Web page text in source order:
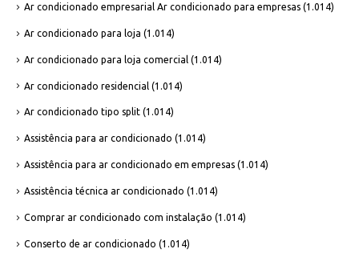
Ar condicionado empresarial Ar condicionado para empresas (1.014)
Ar condicionado para loja (1.014)
Ar condicionado para loja comercial (1.014)
Ar condicionado residencial (1.014)
Ar condicionado tipo split (1.014)
Assistência para ar condicionado (1.014)
Assistência para ar condicionado em empresas (1.014)
Assistência técnica ar condicionado (1.014)
Comprar ar condicionado com instalação (1.014)
Conserto de ar condicionado (1.014)